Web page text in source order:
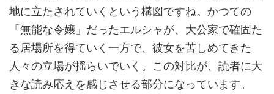
地に立たされていくという構図ですね。かつての
「無能な令嬢」だったエルシャが、大公家で確固た
る居場所を得ていく一方で、彼女を苦しめてきた
人々の立場が揺らいでいく。この対比が、読者に大
きな読み応えを感じさせる部分になっています。